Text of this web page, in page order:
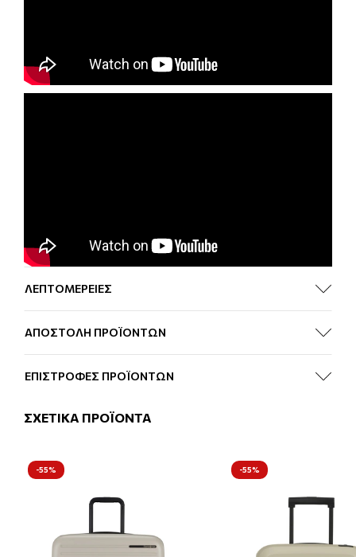
ΛΕΠΤΟΜΕΡΕΙΕΣ
ΑΠΟΣΤΟΛΗ ΠΡΟΪΟΝΤΩΝ
ΕΠΙΣΤΡΟΦΕΣ ΠΡΟΪΟΝΤΩΝ
ΣΧΕΤΙΚΑ ΠΡΟΪΟΝΤΑ
-55% -55%